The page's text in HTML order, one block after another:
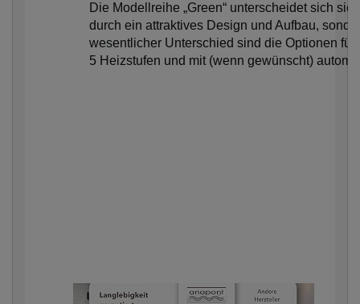
Die Modellreihe „Green“ unterscheidet sich
durch ein attraktives Design und Aufbau,
wesentlicher Unterschied sind die Optionen
5 Heizstufen und mit (wenn gewünscht)